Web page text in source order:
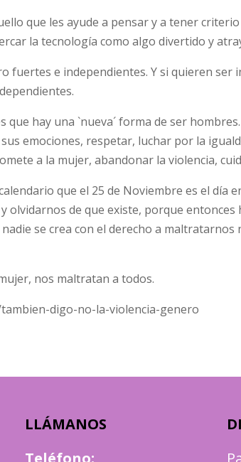
que les ayude a pensar y a tener
la tecnología como algo divertido y
fuertes e independientes. Y si quieren ser
que hay una `nueva´ forma de ser
emociones, respetar, luchar por la
a la mujer, abandonar la violencia,
que el 25 de Noviembre es el día
olvidarnos de que existe, porque
se crea con el derecho a maltratarnos
nos maltratan a todos.
digo-no-la-violencia-genero
LLÁMANOS